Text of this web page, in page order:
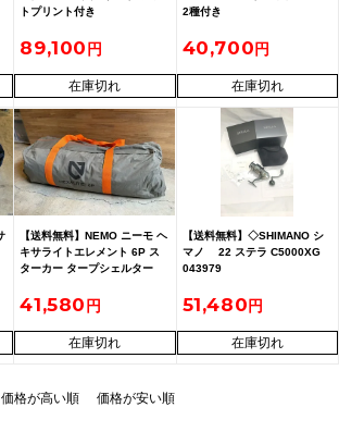
トプリント付き
89,100
在庫切れ
2種付き
40,700
在庫切れ
【送料無料】NEMO ニーモ ヘ
キサライトエレメント 6P ス
ターカー タープシェルター
41,580
在庫切れ
【送料無料】◇SHIMANO シ
マノ 22 ステラ C5000XG
043979
51,480
在庫切れ
価格が高い順 価格が安い順